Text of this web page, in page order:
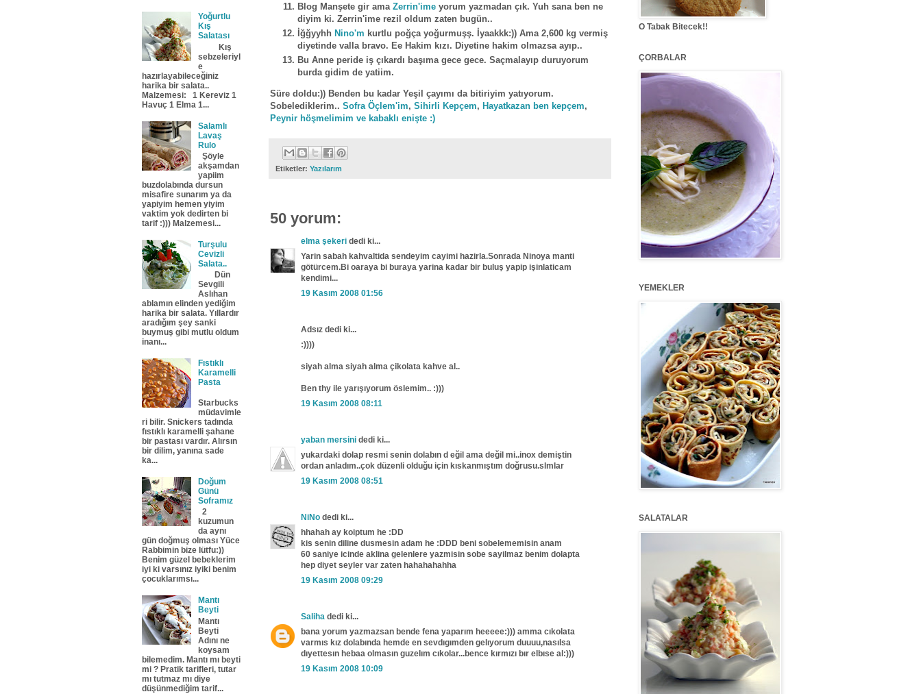
Blog Manşete gir ama Zerrin'ime yorum yazmadan çık. Yuh sana ben ne
diyim ki. Zerrin'ime rezil oldum zaten bugün..
İğğyyhh Nino'm kurtlu poğça yoğurmuşş. İyaakkk:)) Ama 2,600 kg vermiş
diyetinde valla bravo. Ee Hakim kızı. Diyetine hakim olmazsa ayıp..
Bu Anne peride iş çıkardı başıma gece gece. Saçmalayıp duruyorum
burda gidim de yatiim.
Süre doldu:)) Benden bu kadar Yeşil çayımı da bitiriyim yatıyorum.
Sobelediklerim.. Sofra Öçlem'im, Sihirli Kepçem, Hayatkazan ben kepçem,
Peynir höşmelimim ve kabaklı enişte :)
Etiketler: Yazılarım
50 yorum:
elma şekeri dedi ki...
Yarin sabah kahvaltida sendeyim cayimi hazirla.Sonrada Ninoya manti
götürcem.Bi oaraya bi buraya yarina kadar bir buluş yapip işinlaticam
kendimi...
19 Kasım 2008 01:56
Adsız dedi ki...
:))))
siyah alma siyah alma çikolata kahve al..
Ben thy ile yarışıyorum öslemim.. :)))
19 Kasım 2008 08:11
yaban mersini dedi ki...
yukardaki dolap resmi senin dolabın d eğil ama değil mi..inox demiştin
ordan anladım..çok düzenli olduğu için kıskanmıştım doğrusu.slmlar
19 Kasım 2008 08:51
NiNo dedi ki...
hhahah ay koiptum he :DD
kis senin diline dusmesin adam he :DDD beni sobelememisin anam
60 saniye icinde aklina gelenlere yazmisin sobe sayilmaz benim dolapta
hep diyet seyler var zaten hahahahahha
19 Kasım 2008 09:29
Saliha dedi ki...
bana yorum yazmazsan bende fena yaparım heeeee:))) amma cıkolata
varmıs kız dolabında hemde en sevdıgımden gelıyorum duuuu,nasılsa
dıyettesın hebaa olmasın guzelım cıkolar...bence kırmızı bır elbıse al:)))
19 Kasım 2008 10:09
Yoğurtlu
Kış
Salatası
Kış
sebzeleriyl
e
hazırlayabileceğiniz
harika bir salata..
Malzemesi: 1 Kereviz 1
Havuç 1 Elma 1...
Salamlı
Lavaş
Rulo
Şöyle
akşamdan
yapiim
buzdolabında dursun
misafire sunarım ya da
yapiyim hemen yiyim
vaktim yok dedirten bi
tarif :))) Malzemesi...
Turşulu
Cevizli
Salata..
Dün
Sevgili
Aslıhan
ablamın elinden yediğim
harika bir salata. Yıllardır
aradığım şey sanki
buymuş gibi mutlu oldum
inanı...
Fıstıklı
Karamelli
Pasta
Starbucks
müdavimle
ri bilir. Snickers tadında
fıstıklı karamelli şahane
bir pastası vardır. Alırsın
bir dilim, yanına sade
ka...
Doğum
Günü
Soframız
2
kuzumun
da aynı
gün doğmuş olması Yüce
Rabbimin bize lütfu:))
Benim güzel bebeklerim
iyi ki varsınız iyiki benim
çocuklarımsı...
Mantı
Beyti
Mantı
Beyti
Adını ne
koysam
bilemedim. Mantı mı beyti
mi ? Pratik tarifleri, tutar
mı tutmaz mı diye
düşünmediğim tarif...
O Tabak Bitecek!!
ÇORBALAR
YEMEKLER
SALATALAR